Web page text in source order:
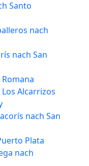
Santo
nach
nach San
Alcarrizos
nach San
Plata
nach